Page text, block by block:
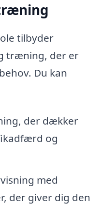
tilbyder
træning, der er
Du kan
der dækker
og
med
der giver dig den